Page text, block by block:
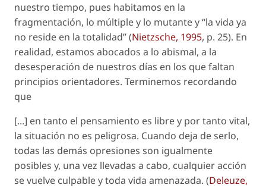
nuestro tiempo, pues habitamos en la
fragmentación, lo múltiple y lo mutante y “la vida ya
no reside en la totalidad” (Nietzsche, 1995, p. 25). En
realidad, estamos abocados a lo abismal, a la
desesperación de nuestros días en los que faltan
principios orientadores. Terminemos recordando
que
[...] en tanto el pensamiento es libre y por tanto vital,
la situación no es peligrosa. Cuando deja de serlo,
todas las demás opresiones son igualmente
posibles y, una vez llevadas a cabo, cualquier acción
se vuelve culpable y toda vida amenazada. (Deleuze,